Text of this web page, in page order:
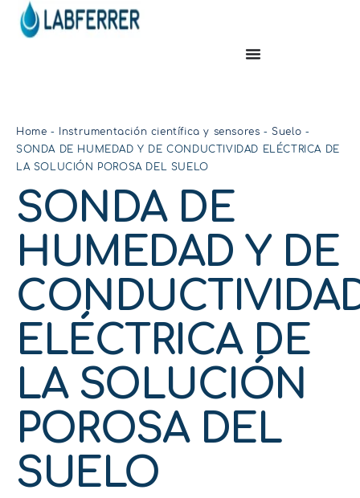
Home - Instrumentación científica y sensores - Suelo -
SONDA DE HUMEDAD Y DE CONDUCTIVIDAD ELÉCTRICA DE
LA SOLUCIÓN POROSA DEL SUELO
SONDA DE
HUMEDAD Y DE
ELÉCTRICA DE
LA SOLUCIÓN
POROSA DEL
SUELO